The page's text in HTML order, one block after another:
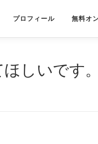
プロフィール 無料オ
しいです。